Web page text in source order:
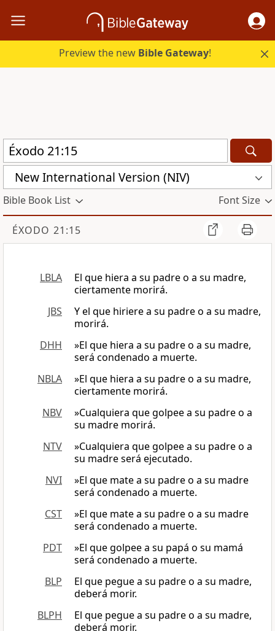
Preview the new Bible Gateway!
New International Version (NIV)
Bible Book List Font Size
ÉXODO 21:15
LBLA
El que hiera a su padre o a su madre,
ciertamente morirá.
JBS
Y el que hiriere a su padre o a su madre,
morirá.
DHH
»El que hiera a su padre o a su madre,
será condenado a muerte.
NBLA
»El que hiera a su padre o a su madre,
ciertamente morirá.
NBV
»Cualquiera que golpee a su padre o a
su madre morirá.
NTV
»Cualquiera que golpee a su padre o a
su madre será ejecutado.
NVI
»El que mate a su padre o a su madre
será condenado a muerte.
CST
»El que mate a su padre o a su madre
será condenado a muerte.
PDT
»El que golpee a su papá o su mamá
será condenado a muerte.
BLP
El que pegue a su padre o a su madre,
deberá morir.
BLPH
El que pegue a su padre o a su madre,
deberá morir.